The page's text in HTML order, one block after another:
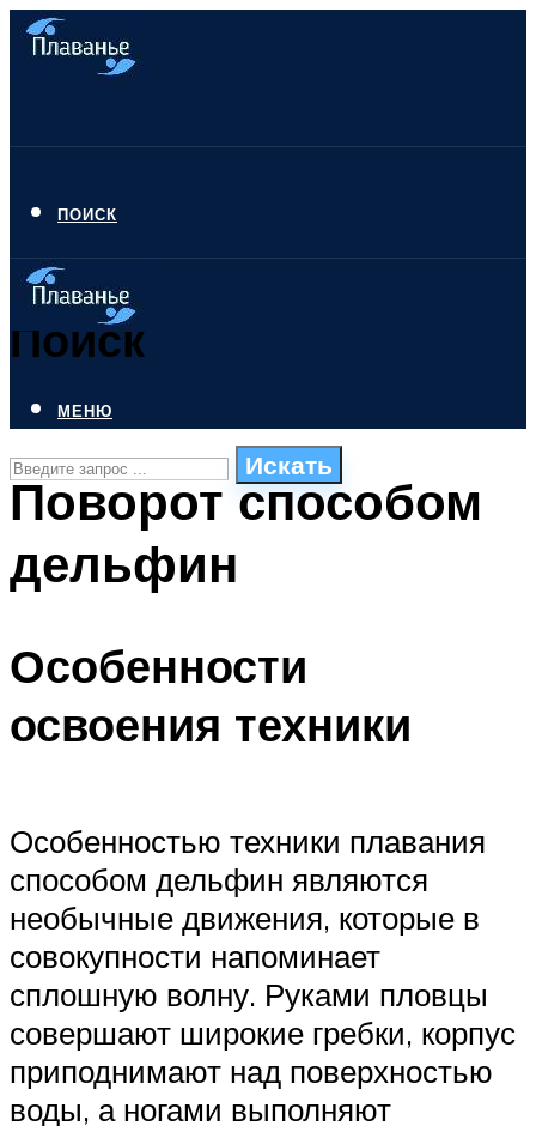
ПОИСК
Поиск
Искать
СТИЛИ ПЛАВАНЬЯ
ПЛАВАНЬЕ ДЛЯ ДЕТЕЙ
ОЧИСТКА БАССЕЙНОВ
МЕНЮ
Поворот способом
дельфин
Особенности
освоения техники
Особенностью техники плавания
способом дельфин являются
необычные движения, которые в
совокупности напоминает
сплошную волну. Руками пловцы
совершают широкие гребки, корпус
приподнимают над поверхностью
воды, а ногами выполняют